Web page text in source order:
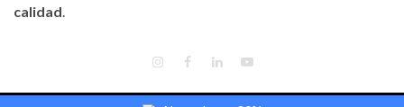
calidad.
INSTAGRAM
FACEBOOK
LINKEDIN
YOUTUBE